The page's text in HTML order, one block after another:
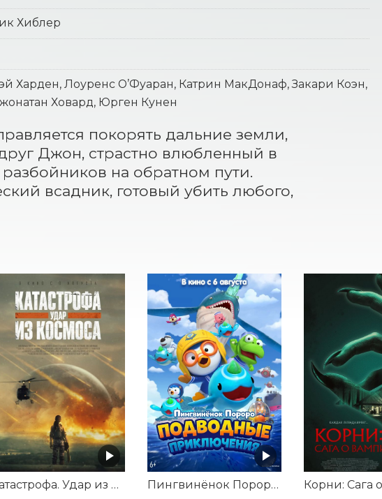
Хиблер
Харден, Лоуренс О’Фуаран, Катрин МакДонаф, Закари Коэн,
Ховард, Юрген Кунен
покорять дальние земли,
Джон, страстно влюбленный в
разбойников на обратном пути.
всадник, готовый убить любого,
Катастрофа. Удар из космоса Пингвинёнок Пороро: Подводные приключения